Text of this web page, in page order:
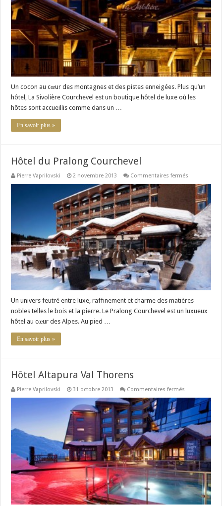
Un cocon au cœur des montagnes et des pistes enneigées. Plus qu’un
hôtel, La Sivolière Courchevel est un boutique hôtel de luxe où les
hôtes sont accueillis comme dans un …
En savoir plus »
Hôtel du Pralong Courchevel
Pierre Vaprilovski 2 novembre 2013 Commentaires fermés
du
Pralong
Courchevel
Un univers feutré entre luxe, raffinement et charme des matières
nobles telles le bois et la pierre. Le Pralong Courchevel est un luxueux
hôtel au cœur des Alpes. Au pied …
En savoir plus »
Hôtel Altapura Val Thorens
Pierre Vaprilovski 31 octobre 2013 Commentaires fermés
Altapura
Val
Thorens